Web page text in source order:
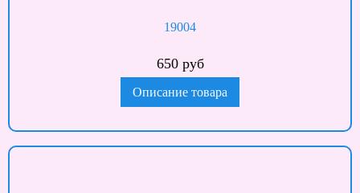
19004
650 руб
Описание товара